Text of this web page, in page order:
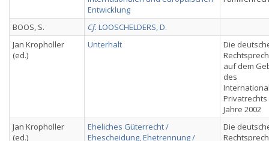
Entwicklung
BOOS, S. Cf. LOOSCHELDERS, D.
Jan Kropholler
(ed.)
Unterhalt
Die
auf dem
des
Privatrechts
Jahre 2002
Jan Kropholler
(ed.)
Eheliches Güterrecht /
Ehescheidung, Ehetrennung /
Die